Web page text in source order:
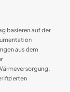
basieren auf der
aus dem